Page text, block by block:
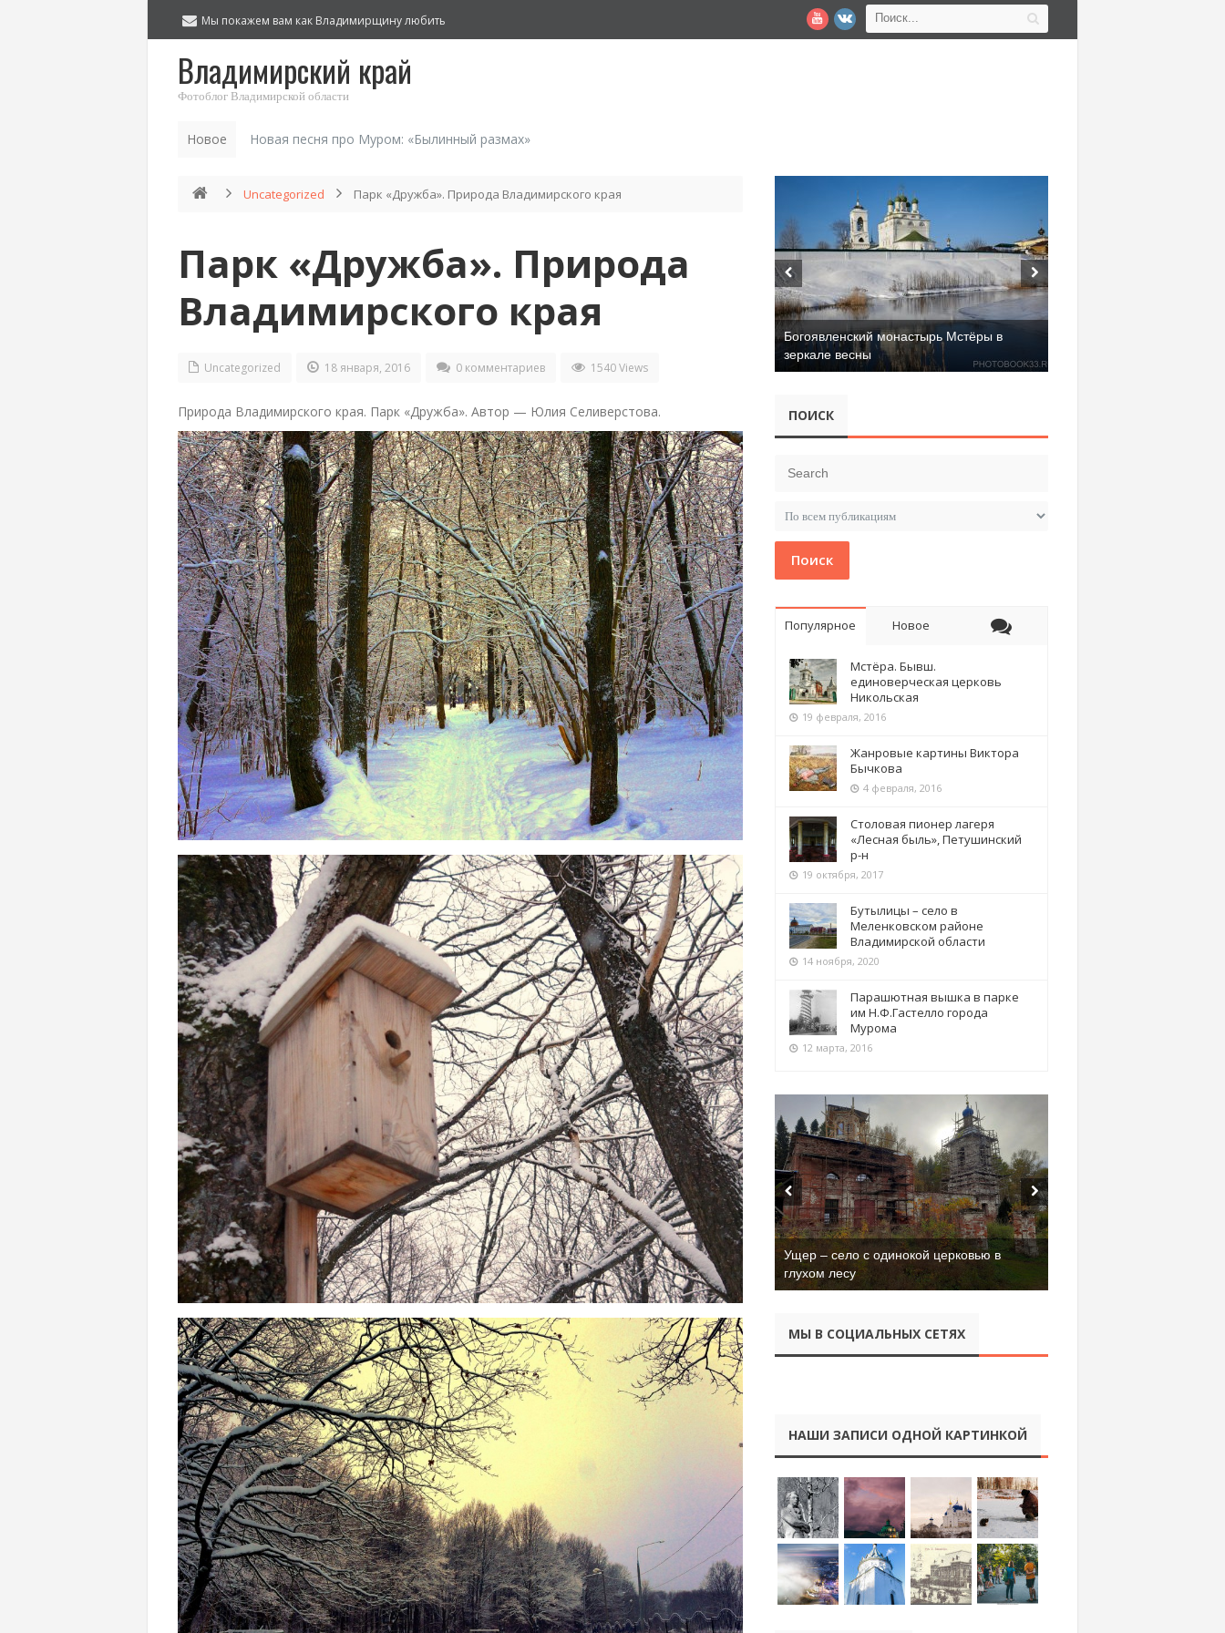
Мы покажем вам как Владимирщину любить
Владимирский край
Фотоблог Владимирской области
Новое Новая песня про Муром: «Былинный размах»
Uncategorized Парк «Дружба». Природа Владимирского края
Парк «Дружба». Природа
Владимирского края
Uncategorized 18 января, 2016 0 комментариев 1540 Views
Природа Владимирского края. Парк «Дружба». Автор — Юлия Селиверстова.
Богоявленский монастырь Мстёры в
зеркале весны
ПОИСК
Поиск
Популярное Новое
Мстёра. Бывш.
единоверческая церковь
Никольская
19 февраля, 2016
Жанровые картины Виктора
Бычкова
4 февраля, 2016
Столовая пионер лагеря
«Лесная быль», Петушинский
р-н
19 октября, 2017
Бутылицы – село в
Меленковском районе
Владимирской области
14 ноября, 2020
Парашютная вышка в парке
им Н.Ф.Гастелло города
Мурома
12 марта, 2016
Ущер – село с одинокой церковью в
глухом лесу
МЫ В СОЦИАЛЬНЫХ СЕТЯХ
НАШИ ЗАПИСИ ОДНОЙ КАРТИНКОЙ